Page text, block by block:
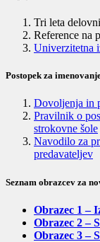
Tri leta
Reference na
Univerzitetna
Postopek za
Dovoljenja in
Pravilnik o
strokovne šole
Navodilo za
predavateljev
Seznam obrazcev za
Obrazec 1 –
Obrazec 2 –
Obrazec 3 –